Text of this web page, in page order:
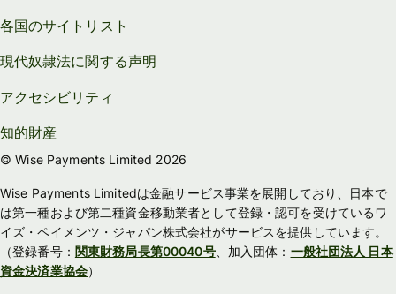
各国のサイトリスト
現代奴隷法に関する声明
アクセシビリティ
知的財産
© Wise Payments Limited 2026
Wise Payments Limitedは金融サービス事業を展開しており、日本で
は第一種および第二種資金移動業者として登録・認可を受けているワ
イズ・ペイメンツ・ジャパン株式会社がサービスを提供しています。
（登録番号： 関東財務局長第00040号、加入団体： 一般社団法人 日本
資金決済業協会）